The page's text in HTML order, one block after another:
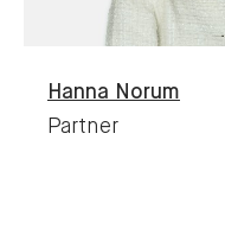
Hanna Norum
Partner